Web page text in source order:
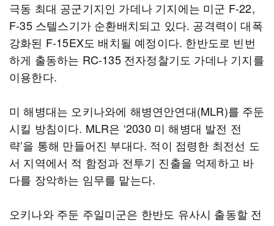
극동 최대 공군기지인 가데나 기지에는 미군 F-22,
F-35 스텔스기가 순환배치되고 있다. 공격력이 대폭
강화된 F-15EX도 배치될 예정이다. 한반도로 빈번
하게 출동하는 RC-135 전자정찰기도 가데나 기지를
이용한다.
미 해병대는 오키나와에 해병연안연대(MLR)를 주둔
시킬 방침이다. MLR은 ‘2030 미 해병대 발전 전
략’을 통해 만들어진 부대다. 적이 점령한 최전선 도
서 지역에서 적 함정과 전투기 진출을 억제하고 바
다를 장악하는 임무를 맡는다.
오키나와 주둔 주일미군은 한반도 유사시 출동할 전